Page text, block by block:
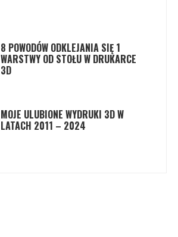
8 POWODÓW ODKLEJANIA SIĘ 1
WARSTWY OD STOŁU W DRUKARCE
3D
MOJE ULUBIONE WYDRUKI 3D W
LATACH 2011 – 2024